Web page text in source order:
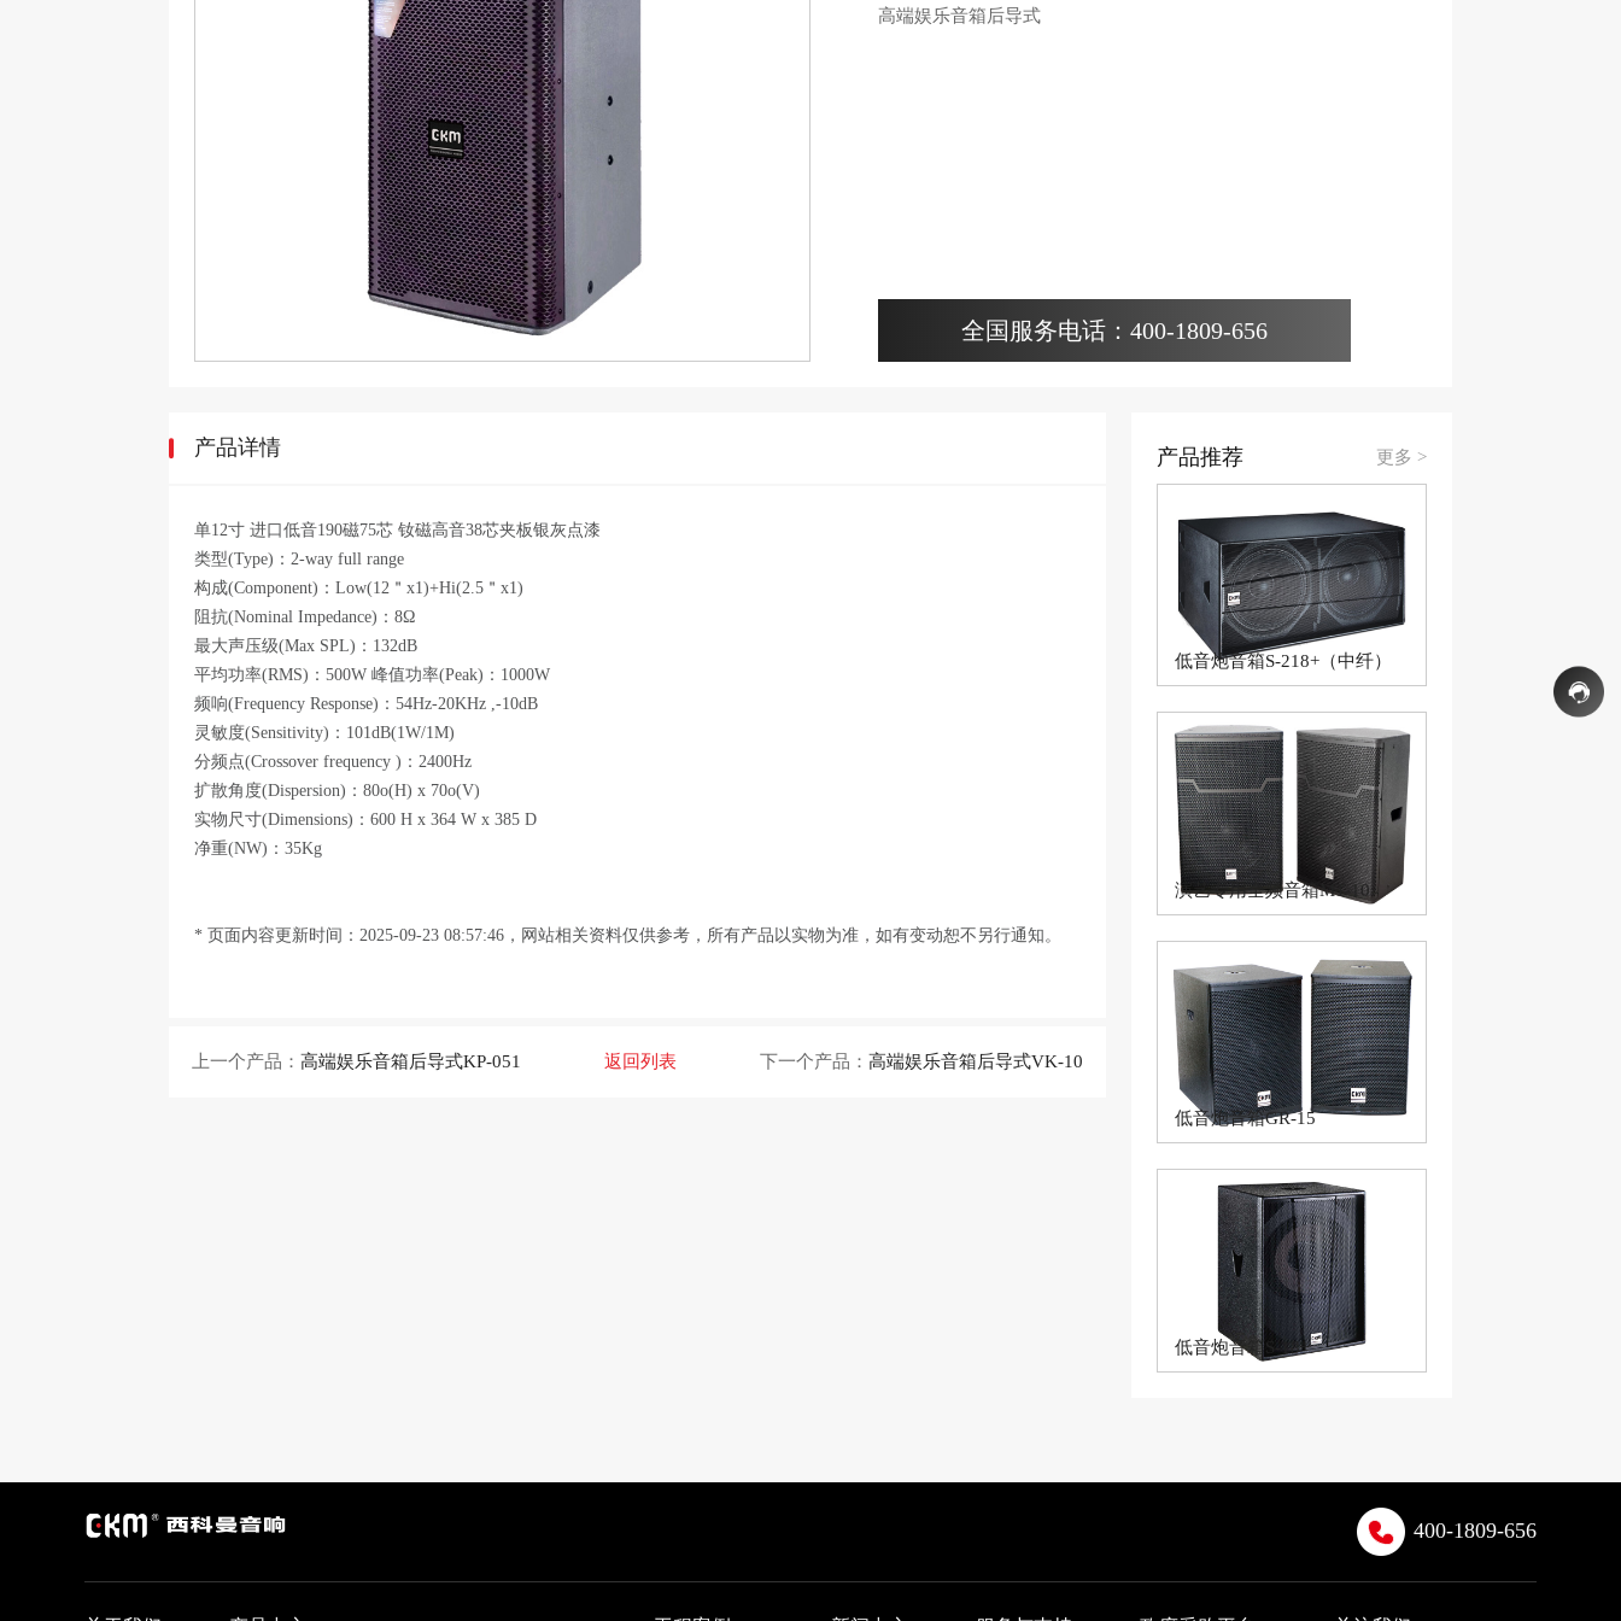
高端娱乐音箱后导式
全国服务电话：400-1809-656
产品详情
单12寸 进口低音190磁75芯 钕磁高音38芯夹板银灰点漆
类型(Type)：2-way full range
构成(Component)：Low(12＂x1)+Hi(2.5＂x1)
阻抗(Nominal Impedance)：8Ω
最大声压级(Max SPL)：132dB
平均功率(RMS)：500W 峰值功率(Peak)：1000W
频响(Frequency Response)：54Hz-20KHz ,-10dB
灵敏度(Sensitivity)：101dB(1W/1M)
分频点(Crossover frequency )：2400Hz
扩散角度(Dispersion)：80o(H) x 70o(V)
实物尺寸(Dimensions)：600 H x 364 W x 385 D
净重(NW)：35Kg
* 页面内容更新时间：2025-09-23 08:57:46，网站相关资料仅供参考，所有产品以实物为准，如有变动恕不另行通知。
上一个产品： 高端娱乐音箱后导式KP-051 返回列表 下一个产品：高端娱乐音箱后导式VK-10
产品推荐 更多 >
低音炮音箱S-218+（中纤）
演艺专用全频音箱MT-10
低音炮音箱GR-15
低音炮音箱S-18+
400-1809-656